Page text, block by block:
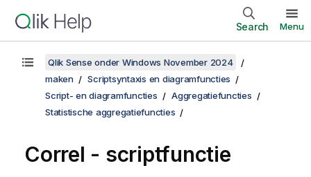
Search Menu
Qlik Sense onder Windows November 2024
maken
Scriptsyntaxis en diagramfuncties
Script- en diagramfuncties
Aggregatiefuncties
Statistische aggregatiefuncties
Correl - scriptfunctie